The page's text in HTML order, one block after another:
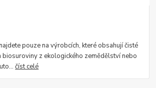
pouze na výrobcích, které obsahují čisté
z ekologického zemědělství nebo
číst celé